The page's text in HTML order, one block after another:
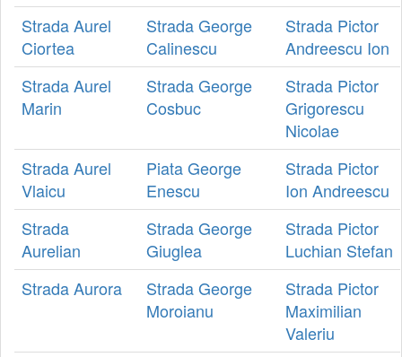
Strada Aurel
Ciortea
Strada George
Calinescu
Strada Pictor
Andreescu Ion
Strada Aurel
Marin
Strada George
Cosbuc
Strada Pictor
Grigorescu
Nicolae
Strada Aurel
Vlaicu
Piata George
Enescu
Strada Pictor
Ion Andreescu
Strada
Aurelian
Strada George
Giuglea
Strada Pictor
Luchian Stefan
Strada Aurora
Strada George
Moroianu
Strada Pictor
Maximilian
Valeriu